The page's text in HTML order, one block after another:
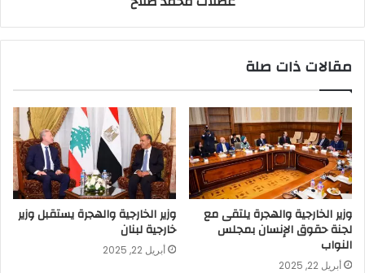
مقالات ذات صلة
وزير الخارجية والهجرة يلتقى مع
لجنة حقوق الإنسان بمجلس
النواب
أبريل 22, 2025
وزير الخارجية والهجرة يستقبل وزير
خارجية لبنان
أبريل 22, 2025